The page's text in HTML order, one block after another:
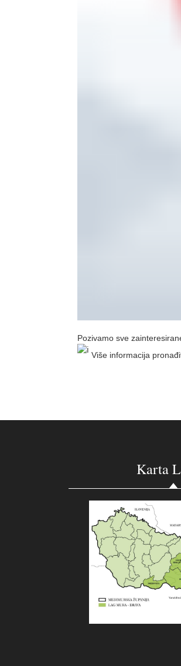
Pozivamo sve
Više informacija
Karta